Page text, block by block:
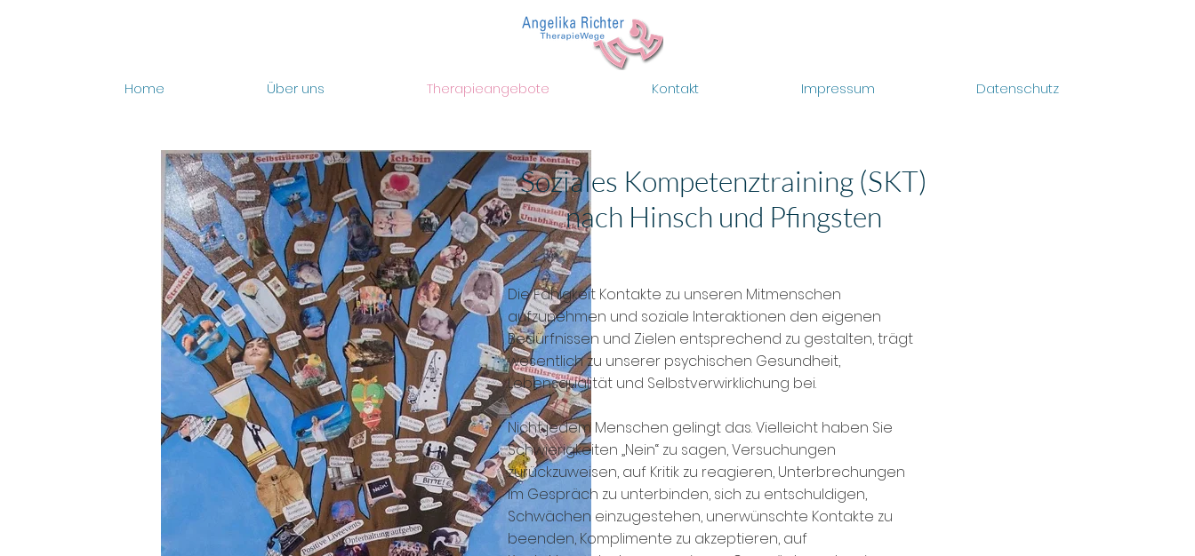
Home Über uns Therapieangebote Kontakt Impressum Datenschutz
Soziales Kompetenztraining (SKT)
nach Hinsch und Pfingsten
Die Fähigkeit Kontakte zu unseren Mitmenschen
aufzunehmen und soziale Interaktionen den eigenen
Bedürfnissen und Zielen entsprechend zu gestalten, trägt
wesentlich zu unserer psychischen Gesundheit,
Lebensqualität und Selbstverwirklichung bei.
Nicht jedem Menschen gelingt das. Vielleicht haben Sie
Schwierigkeiten „Nein“ zu sagen, Versuchungen
zurückzuweisen, auf Kritik zu reagieren, Unterbrechungen
im Gespräch zu unterbinden, sich zu entschuldigen,
Schwächen einzugestehen, unerwünschte Kontakte zu
beenden, Komplimente zu akzeptieren, auf